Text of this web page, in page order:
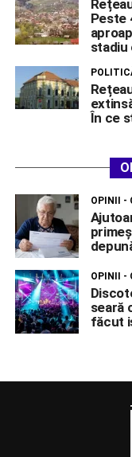
Peste
În ce
OPINII -
OPINII -
seară
făcut